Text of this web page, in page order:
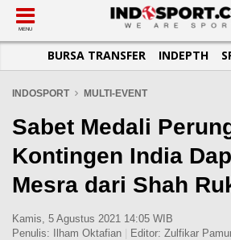
SUB-MENU
SEPAKBOLA
LIGA INGGRIS
LIGA ITALIA
LIGA SPANYOL
LIGA CHAMPIONS
SUB-MENU
SPORTAINMENT
SUB-MENU
OTOMOTIF
OTOMANIA
SUB-MENU
BASKET
FUTSAL
OLIMPIK
E-SPORT
SUB-MENU
JADWAL
SUB-MENU
TOPIK HARI INI
INFOGRAFIS
GALERI FOTO
TEMPAT OLAHRAGA
PASUKAN SEHAT
MENU
BURSA TRANSFER INDEPTH
INDOSPORT MULTI-EVENT
Sabet Medali
Kontingen India
Mesra dari Shah
Kamis, 5 Agustus 2021 14:05 WIB
Penulis:
Ilham Oktafian Editor: Zulfikar